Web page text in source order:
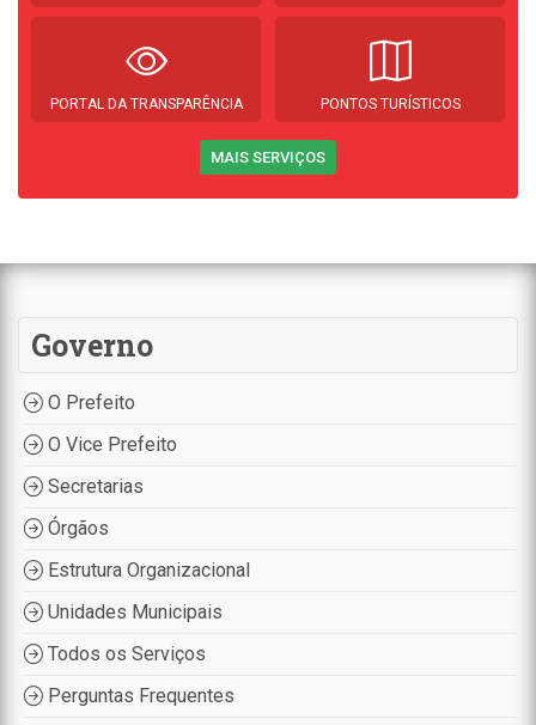
PORTAL DA TRANSPARÊNCIA PONTOS TURÍSTICOS
MAIS SERVIÇOS
Governo
O Prefeito
O Vice Prefeito
Secretarias
Órgãos
Estrutura Organizacional
Unidades Municipais
Todos os Serviços
Perguntas Frequentes